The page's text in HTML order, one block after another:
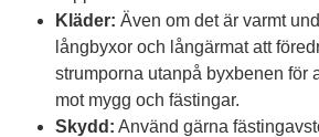
Kläder: Även om det är varmt
långbyxor och långärmat att
strumporna utanpå byxbenen för
mot mygg och fästingar.
Skydd: Använd gärna